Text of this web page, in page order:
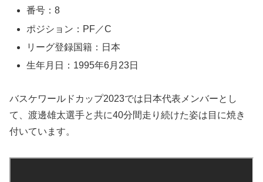
番号：8
ポジション：PF／C
リーグ登録国籍：日本
生年月日：1995年6月23日
バスケワールドカップ2023では日本代表メンバーとし
て、渡邊雄太選手と共に40分間走り続けた姿は目に焼き
付いています。